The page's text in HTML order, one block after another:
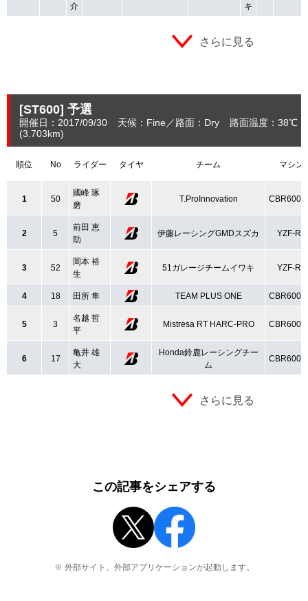
介
キ
さらに見る
[ST600] 予選
開催日：2017/09/30 天候：Fine 路面：Dry
路面温度：38℃
(3.703km)
順位 No ライダー タイヤ チーム マシン
1 50
國峰 琢
磨
T.ProInnovation
2 5
前田 恵
助
伊藤レーシングGMDスズカ YZF-R6
3 52
岡本 裕
生
51ガレージチームイワキ YZF-R6
4 18 田所 隼 TEAM PLUS ONE
5 3
名越 哲
平
Mistresa RT HARC-PRO
6 17
亀井 雄
大
Honda鈴鹿レーシングチー
ム
さらに見る
この記事をシェアする
※ 外部サイト、外部アプリケーションが起動します。